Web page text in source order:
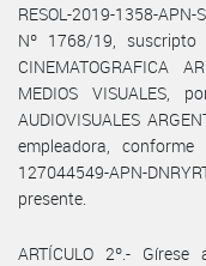
RESOL-2019-1358-
Nº 1768/19, suscripto
CINEMATOGRAFICA
MEDIOS VISUALES,
AUDIOVISUALES
empleadora,
127044549-APN-
presente.
ARTÍCULO 2º.-